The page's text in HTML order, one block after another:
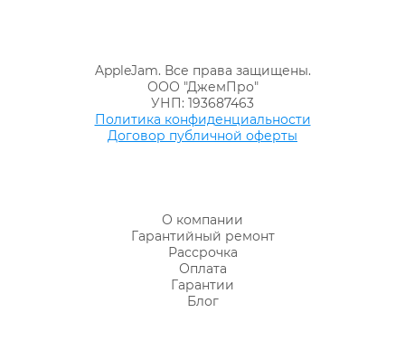
AppleJam. Все права защищены.
ООО "ДжемПро"
УНП: 193687463
Политика конфиденциальности
Договор публичной оферты
О компании
Гарантийный ремонт
Рассрочка
Оплата
Гарантии
Блог